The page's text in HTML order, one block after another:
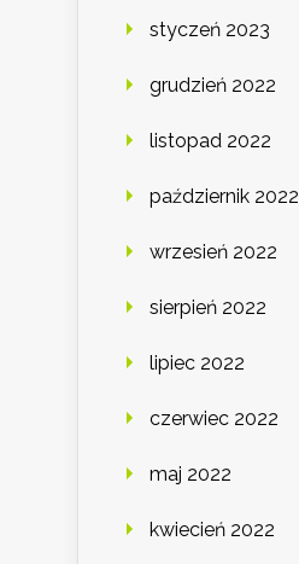
styczeń 2023
grudzień 2022
listopad 2022
październik 2022
wrzesień 2022
sierpień 2022
lipiec 2022
czerwiec 2022
maj 2022
kwiecień 2022